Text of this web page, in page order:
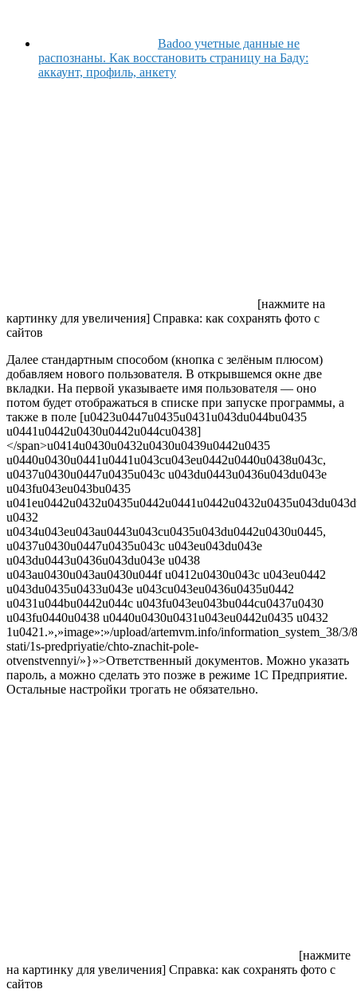
Badoo учетные данные не
распознаны. Как восстановить страницу на Баду:
аккаунт, профиль, анкету
[нажмите на
картинку для увеличения] Справка: как сохранять фото с
сайтов
Далее стандартным способом (кнопка с зелёным плюсом)
добавляем нового пользователя. В открывшемся окне две
вкладки. На первой указываете имя пользователя — оно
потом будет отображаться в списке при запуске программы, а
также в поле [u0423u0447u0435u0431u043du044bu0435
u0441u0442u0430u0442u044cu0438]
</span>u0414u0430u0432u0430u0439u0442u0435
u0440u0430u0441u0441u043cu043eu0442u0440u0438u043c,
u0437u0430u0447u0435u043c u043du0443u0436u043du043e
u043fu043eu043bu0435
u0432
u0434u043eu043au0443u043cu0435u043du0442u0430u0445,
u0437u0430u0447u0435u043c u043eu043du043e
u043du0443u0436u043du043e u0438
u043au0430u043au0430u044f u0412u0430u043c u043eu0442
u043du0435u0433u043e u043cu043eu0436u0435u0442
u0431u044bu0442u044c u043fu043eu043bu044cu0437u0430
u043fu0440u0438 u0440u0430u0431u043eu0442u0435 u0432
1u0421.»,»image»:»/upload/artemvm.info/information_system_38/
stati/1s-predpriyatie/chto-znachit-pole-
otvenstvennyi/»}»>Ответственный документов. Можно указать
пароль, а можно сделать это позже в режиме 1С Предприятие.
Остальные настройки трогать не обязательно.
[нажмите
на картинку для увеличения] Справка: как сохранять фото с
сайтов